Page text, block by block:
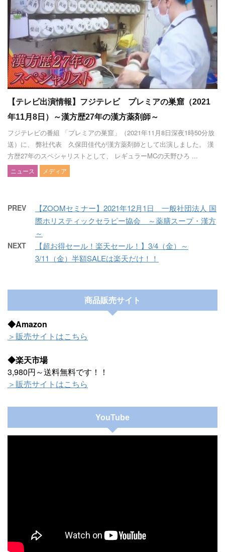
【テレビ出演情報】フジテレビ プレミアの巣窟（2021
年11月8日）～漢方歴27年の漢方薬剤師～
フジテレビの番組 「プレミアの巣窟」（2021年11月8日深夜1時50分放
送）に、 弊社代表 久保田佳代が漢方薬剤師として出演しました。 漢
方歴27年のスペシャリストとして、 レギュラーMCの天野ひろ ...
ニュース メディア
PREV
【ZOOMセミナー】2021年12月1日 一般社団法人 国
際ホリスティックセラピー協会 ～薬膳スープ・漢方
～
NEXT
【超お得セール！楽天セール！】3/4（金）～
3/11（金）半額SALEは楽天だけ！！
商品販売サイト
◆Amazon
＞販売サイトはこちら
◆楽天市場
3,980円～送料無料です！！
＞販売サイトはこちら
YouTube